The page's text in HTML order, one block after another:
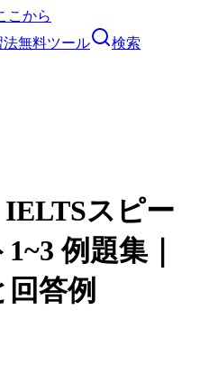
こから
法無料ツール 検索
IELTSスピー
例題集｜
答例